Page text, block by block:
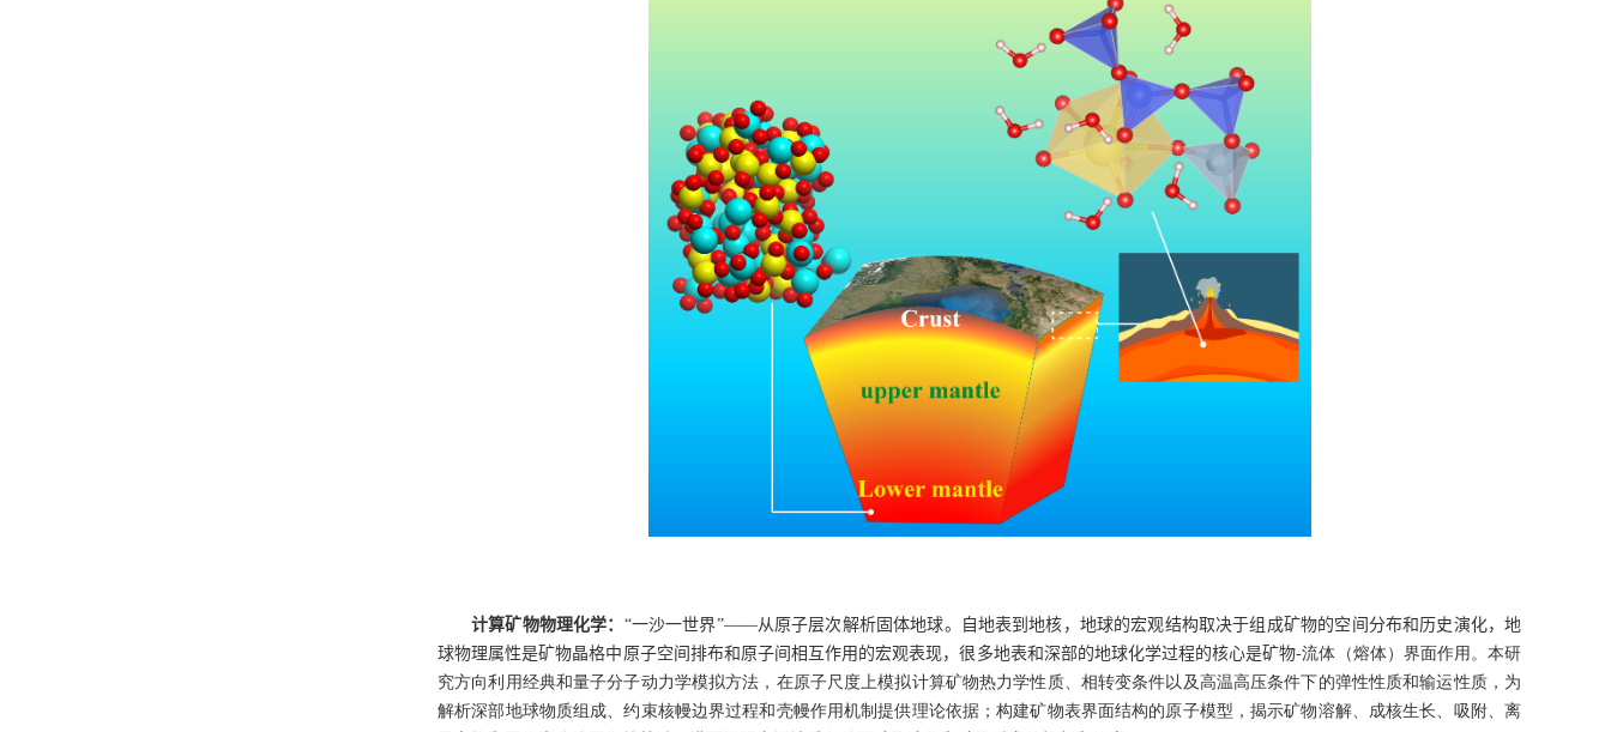
计算矿物物理化学： “一沙一世界”——从原子层次解析固体地球。自地表到地核，地球的宏观结构取决于组成矿物的空间分布和历史演化，地
球物理属性是矿物晶格中原子空间排布和原子间相互作用的宏观表现，很多地表和深部的地球化学过程的核心是矿物-流体（熔体）界面作用。本研
究方向利用经典和量子分子动力学模拟方法，在原子尺度上模拟计算矿物热力学性质、相转变条件以及高温高压条件下的弹性性质和输运性质，为
解析深部地球物质组成、约束核幔边界过程和壳幔作用机制提供理论依据；构建矿物表界面结构的原子模型，揭示矿物溶解、成核生长、吸附、离